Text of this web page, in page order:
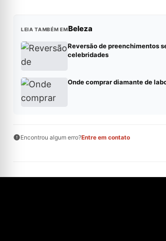
LEIA TAMBÉM EMBeleza
Reversão de preenchimentos
celebridades
Onde comprar diamante de
Encontrou algum erro?Entre em contato